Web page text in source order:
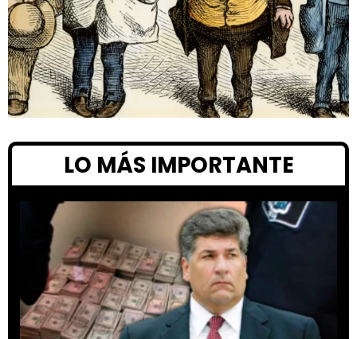
LO MÁS IMPORTANTE